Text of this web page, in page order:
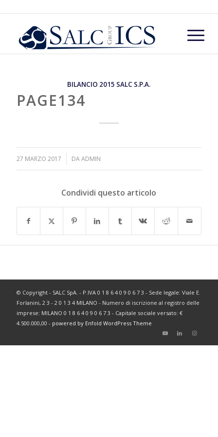
BILANCIO 2015 SALC S.P.A.
PAGE134
27 MARZO 2017 DAADMIN
Condividi questo articolo
© Copyright - SALC SpA. - P.IVA 0 1 8 6 4 0 9 0 6 7 3 - Sede legale: Viale E.
Forlanini, 2 3 - 2 0 1 3 4 MILANO - Numero di iscrizione al registro delle
imprese: MILANO 0 1 8 6 4 0 9 0 6 7 3 - Capitale sociale versato: €
4.500.000,00 - powered by Enfold WordPress Theme